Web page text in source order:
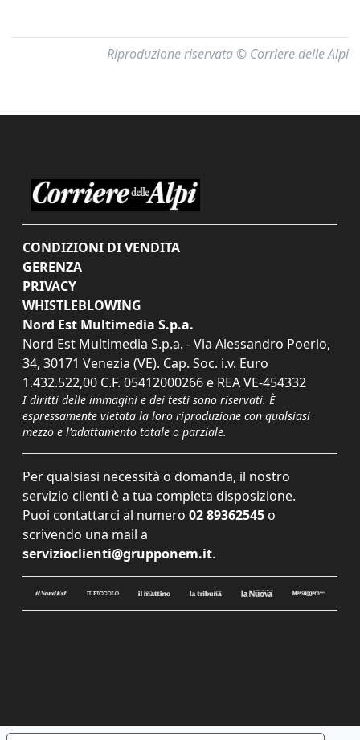
Riproduzione riservata © Corriere delle Alpi
CONDIZIONI DI VENDITA
GERENZA
PRIVACY
WHISTLEBLOWING
Nord Est Multimedia S.p.a.
Nord Est Multimedia S.p.a. - Via Alessandro Poerio,
34, 30171 Venezia (VE). Cap. Soc. i.v. Euro
1.432.522,00 C.F. 05412000266 e REA VE-454332
I diritti delle immagini e dei testi sono riservati. È
espressamente vietata la loro riproduzione con qualsiasi
mezzo e l'adattamento totale o parziale.
Per qualsiasi necessità o domanda, il nostro
servizio clienti è a tua completa disposizione.
Puoi contattarci al numero 02 89362545 o
scrivendo una mail a
servizioclienti@grupponem.it.